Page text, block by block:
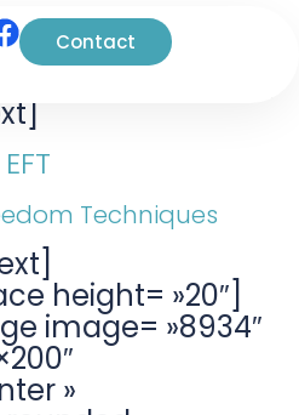
Contact
width= »1/5″]
EFT
Techniques
height= »20″]
image= »8934″
»